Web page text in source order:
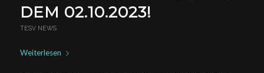
DEM 02.10.2023!
TESV NEWS
Weiterlesen